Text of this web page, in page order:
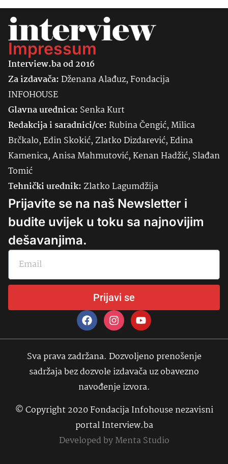
Impressum
Interview.ba od 2016
Za izdavača:Dženana Alađuz, Fondacija
INFOHOUSE
Glavna urednica: SenkaKurt
Redakcija i saradnici/ce:Rubina Čengić, Milica
Brčkalo, Edin Skokić, Zlatko Dizdarević, Edina
Kamenica, Anisa Mahmutović, Kenan Hadžić, Slađan
Tomić
Tehnički urednik:Zlatko Lagumdžija
Prijavite se na naš Newsletter i
budite uvijek u toku sa najnovijim
dešavanjima.
Prijavi se
Sva prava zadržana. Dozvoljeno prenošenje
sadržaja bez dozvole izdavača uz obavezno
navođenje izvora.
© Copyright 2020 Fondacija Infohouse nezavisni
portal Interview.ba
Developed byMenta Studio